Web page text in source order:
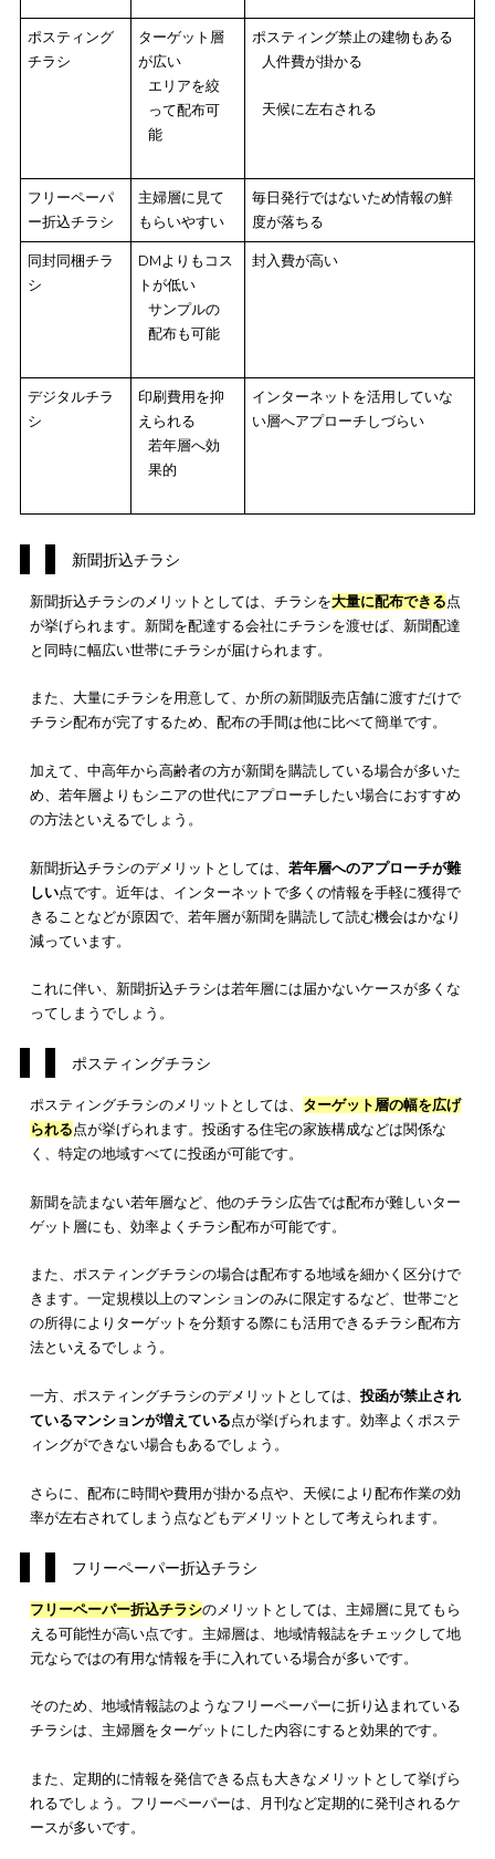
【種類別】チラシ広告のメリット・デメリット
以上のように、チラシ広告には5つの種類があり、それぞれ特徴
メリットとデメリット
紹介します。
新聞折込チラ
大量配布が可
ターゲット
層を絞れる
若年層へアプローチしにくい
ポスティング
チラシ
ターゲット層
が広い
エリアを絞
ポスティング禁止の建物もあ
人件費が掛かる
フリーペーパ
ー折込チラシ
もらいやすい
同封同梱チラ
シ
DMよりもコス
トが低い
配布も可能
封入費が高い
デジタルチラ
シ
印刷費用を抑
えられる
若年層へ効
インターネットを活用してい
い層へアプローチしづらい
新聞折込チラシ
新聞折込チラシのメリットとしては、チラシを大量に配布できる
が挙げられます。新聞を配達する会社にチラシを渡せば、新聞
と同時に幅広い世帯にチラシが届けられます。
また、大量にチラシを用意して、か所の新聞販売店舗に渡すだ
チラシ配布が完了するため、配布の手間は他に比べて簡単です。
め、若年層よりもシニアの世代にアプローチしたい場合におす
の方法といえるでしょう。
新聞折込チラシのデメリットとしては、 若年層へのアプローチ
点です。近年は、インターネットで多くの情報を手軽に獲